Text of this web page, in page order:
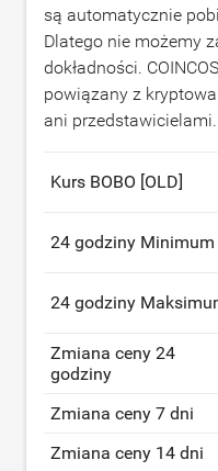
są automatycznie
Dlatego nie możemy
dokładności.
powiązany z
ani przedstawicielami.
Kurs BOBO [OLD]
24 godziny Minimum
24 godziny
Zmiana ceny 24
godziny
Zmiana ceny 7 dni
Zmiana ceny 14 dni